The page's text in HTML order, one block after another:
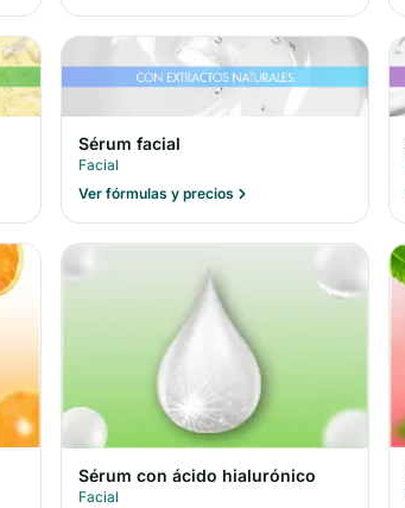
Sérum facial
Facial
Ver fórmulas y precios
Sérum con ácido hialurónico
Facial